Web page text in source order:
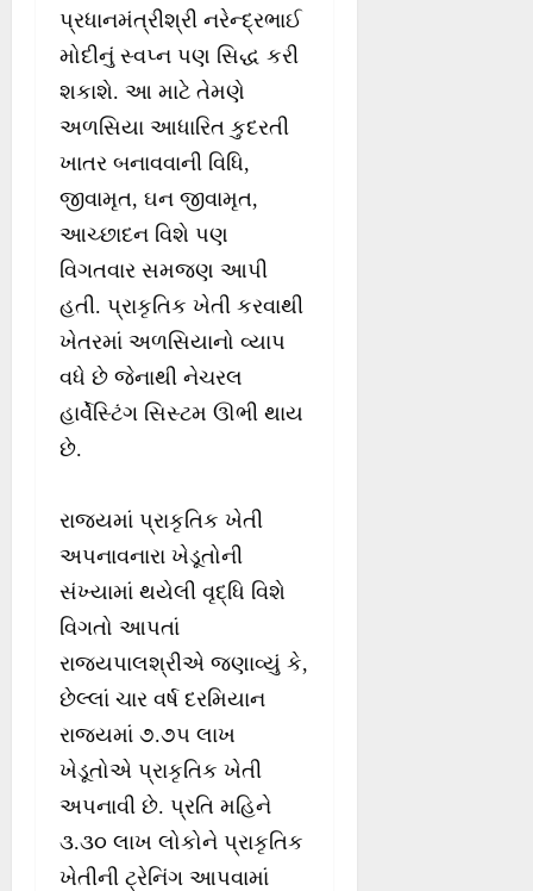
પ્રધાનમંત્રીશ્રી નરેન્દ્રભાઈ
મોદીનું સ્વપ્ન પણ સિદ્ધ કરી
શકાશે. આ માટે તેમણે
અળસિયા આધારિત કુદરતી
ખાતર બનાવવાની વિધિ,
જીવામૃત, ઘન જીવામૃત,
આચ્છાદન વિશે પણ
વિગતવાર સમજણ આપી
હતી. પ્રાકૃતિક ખેતી કરવાથી
ખેતરમાં અળસિયાનો વ્યાપ
વધે છે જેનાથી નેચરલ
હાર્વેસ્ટિંગ સિસ્ટમ ઊભી થાય
છે.
રાજ્યમાં પ્રાકૃતિક ખેતી
અપનાવનારા ખેડૂતોની
સંખ્યામાં થયેલી વૃદ્ધિ વિશે
વિગતો આપતાં
રાજ્યપાલશ્રીએ જણાવ્યું કે,
છેલ્લાં ચાર વર્ષ દરમિયાન
રાજ્યમાં ૭.૭૫ લાખ
ખેડૂતોએ પ્રાકૃતિક ખેતી
અપનાવી છે. પ્રતિ મહિને
૩.૩૦ લાખ લોકોને પ્રાકૃતિક
ખેતીની ટ્રેનિંગ આપવામાં